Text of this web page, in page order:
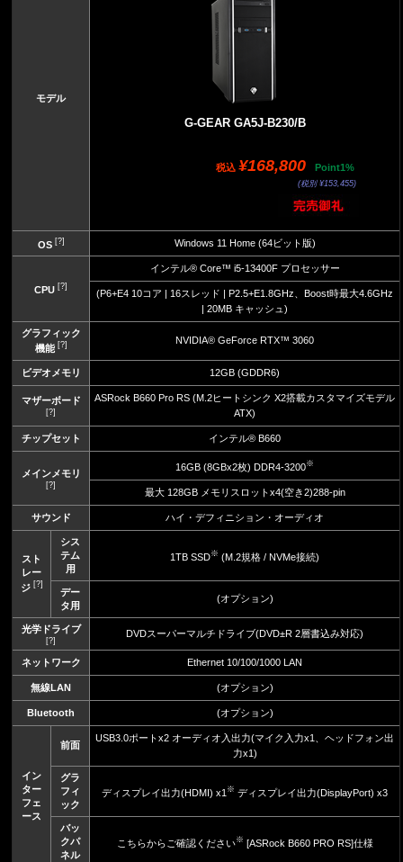
モデル
G-GEAR GA5J-B230/B
税込 ¥168,800 Point1%
(税別 ¥153,455)
OS[?] Windows 11 Home (64ビット版)
CPU [?]
インテル® Core™ i5-13400F プロセッサー
(P6+E4 10コア | 16スレッド | P2.5+E1.8GHz、Boost時最大4.6GHz
| 20MB キャッシュ)
グラフィック
機能[?] NVIDIA® GeForce RTX™ 3060
ビデオメモリ 12GB (GDDR6)
マザーボード
[?]
ASRock B660 Pro RS (M.2ヒートシンク X2搭載カスタマイズモデル
ATX)
チップセット インテル® B660
メインメモリ
[?]
16GB (8GBx2枚) DDR4-3200※
最大 128GB メモリスロットx4(空き2)288-pin
サウンド ハイ・デフィニション・オーディオ
スト
レー
ジ [?]
シス
テム
用
1TB SSD※ (M.2規格 / NVMe接続)
デー
タ用
(オプション)
光学ドライブ
[?]
DVDスーパーマルチドライブ(DVD±R 2層書込み対応)
ネットワーク Ethernet 10/100/1000 LAN
無線LAN (オプション)
Bluetooth (オプション)
イン
ター
フェ
ース
前面
USB3.0ポートx2 オーディオ入出力(マイク入力x1、ヘッドフォン出
力x1)
グラ
フィ
ック
ディスプレイ出力(HDMI) x1 ※ ディスプレイ出力(DisplayPort) x3
バッ
クパ
ネル
こちらからご確認ください※ [ASRock B660 PRO RS]仕様